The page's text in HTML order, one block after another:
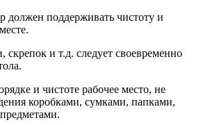
должен поддерживать чистоту и
скрепок и т.д. следует своевременно
и чистоте рабочее место, не
коробками, сумками, папками,